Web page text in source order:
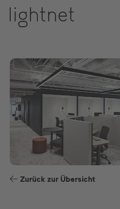
DE EN US ES FR
Zurück zur Übersicht